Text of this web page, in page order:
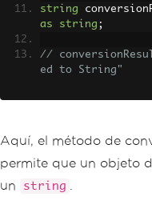
string
as
string ;
//
ed to String"
Aquí, el método de
permite que un objeto
un
string